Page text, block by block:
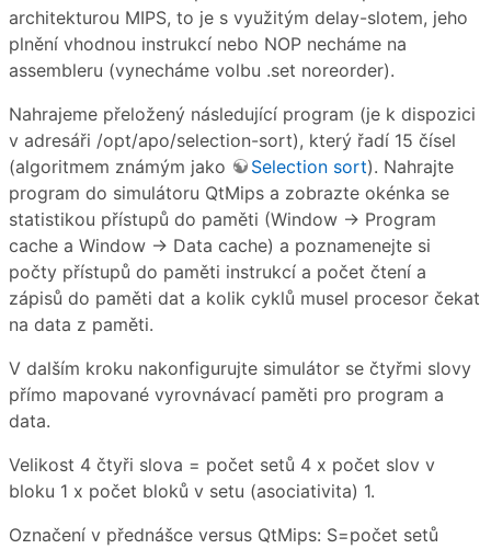
architekturou MIPS, to je s využitým delay-slotem, jeho
plnění vhodnou instrukcí nebo NOP necháme na
assembleru (vynecháme volbu .set noreorder).
Nahrajeme přeložený následující program (je k dispozici
v adresáři /opt/apo/selection-sort), který řadí 15 čísel
(algoritmem známým jako
Selection sort). Nahrajte
program do simulátoru QtMips a zobrazte okénka se
statistikou přístupů do paměti (Window → Program
cache a Window → Data cache) a poznamenejte si
počty přístupů do paměti instrukcí a počet čtení a
zápisů do paměti dat a kolik cyklů musel procesor čekat
na data z paměti.
V dalším kroku nakonfigurujte simulátor se čtyřmi slovy
přímo mapované vyrovnávací paměti pro program a
data.
Velikost 4 čtyři slova = počet setů 4 x počet slov v
bloku 1 x počet bloků v setu (asociativita) 1.
Označení v přednášce versus QtMips: S=počet setů